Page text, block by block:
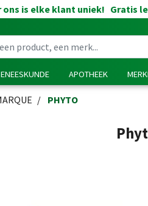
ons is elke klant uniek! Gratis
APOTHEEK
PHYTO